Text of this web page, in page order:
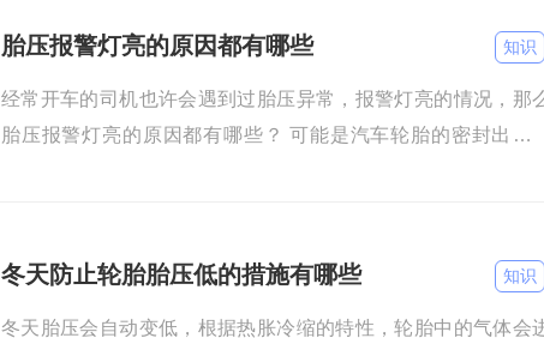
胎压报警灯亮的原因都有哪些 知识
经常开车的司机也许会遇到过胎压异常，报警灯亮的情况，那
胎压报警灯亮的原因都有哪些？ 可能是汽车轮胎的密封出现问
冬天防止轮胎胎压低的措施有哪些 知识
冬天胎压会自动变低，根据热胀冷缩的特性，轮胎中的气体会